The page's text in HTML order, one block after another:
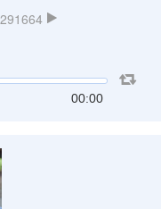
291664
00:00